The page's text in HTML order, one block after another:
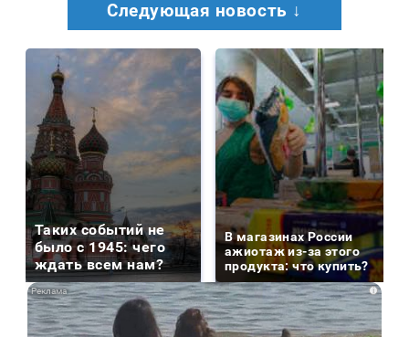
Следующая новость ↓
Таких событий не
было с 1945: чего
ждать всем нам?
В магазинах России
ажиотаж из-за этого
продукта: что купить?
i